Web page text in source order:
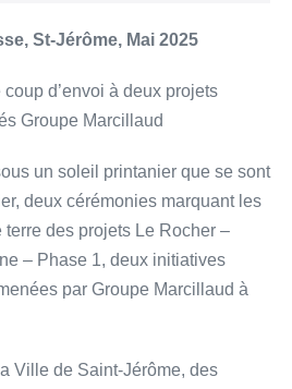
St-Jérôme, Mai 2025
d’envoi à deux projets
Groupe Marcillaud
un soleil printanier que se sont
deux cérémonies marquant les
des projets Le Rocher –
– Phase 1, deux initiatives
par Groupe Marcillaud à
Ville de Saint-Jérôme, des